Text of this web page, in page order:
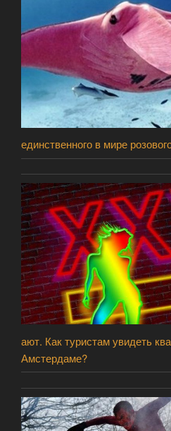
единственного в мире
ают. Как туристам увидеть
Амстердаме?